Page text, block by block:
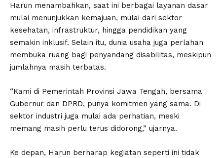
Harun menambahkan, saat ini berbagai layanan dasar
mulai menunjukkan kemajuan, mulai dari sektor
kesehatan, infrastruktur, hingga pendidikan yang
semakin inklusif. Selain itu, dunia usaha juga perlahan
membuka ruang bagi penyandang disabilitas, meskipun
jumlahnya masih terbatas.
“Kami di Pemerintah Provinsi Jawa Tengah, bersama
Gubernur dan DPRD, punya komitmen yang sama. Di
sektor industri juga mulai ada perhatian, meski
memang masih perlu terus didorong,” ujarnya.
Ke depan, Harun berharap kegiatan seperti ini tidak